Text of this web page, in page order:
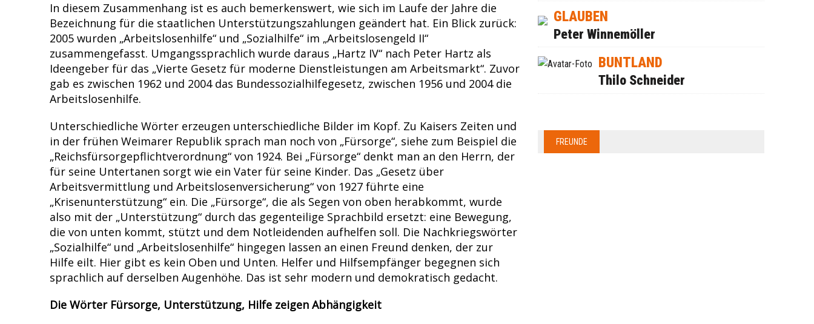
In diesem Zusammenhang ist es auch bemerkenswert, wie sich im Laufe der Jahre die
Bezeichnung für die staatlichen Unterstützungszahlungen geändert hat. Ein Blick zurück:
2005 wurden „Arbeitslosenhilfe“ und „Sozialhilfe“ im „Arbeitslosengeld II“
zusammengefasst. Umgangssprachlich wurde daraus „Hartz IV“ nach Peter Hartz als
Ideengeber für das „Vierte Gesetz für moderne Dienstleistungen am Arbeitsmarkt“. Zuvor
gab es zwischen 1962 und 2004 das Bundessozialhilfegesetz, zwischen 1956 und 2004 die
Arbeitslosenhilfe.
Unterschiedliche Wörter erzeugen unterschiedliche Bilder im Kopf. Zu Kaisers Zeiten und
in der frühen Weimarer Republik sprach man noch von „Fürsorge“, siehe zum Beispiel die
„Reichsfürsorgepflichtverordnung“ von 1924. Bei „Fürsorge“ denkt man an den Herrn, der
für seine Untertanen sorgt wie ein Vater für seine Kinder. Das „Gesetz über
Arbeitsvermittlung und Arbeitslosenversicherung“ von 1927 führte eine
„Krisenunterstützung“ ein. Die „Fürsorge“, die als Segen von oben herabkommt, wurde
also mit der „Unterstützung“ durch das gegenteilige Sprachbild ersetzt: eine Bewegung,
die von unten kommt, stützt und dem Notleidenden aufhelfen soll. Die Nachkriegswörter
„Sozialhilfe“ und „Arbeitslosenhilfe“ hingegen lassen an einen Freund denken, der zur
Hilfe eilt. Hier gibt es kein Oben und Unten. Helfer und Hilfsempfänger begegnen sich
sprachlich auf derselben Augenhöhe. Das ist sehr modern und demokratisch gedacht.
Die Wörter Fürsorge, Unterstützung, Hilfe zeigen Abhängigkeit
GLAUBEN
Peter Winnemöller
BUNTLAND
Thilo Schneider
FREUNDE